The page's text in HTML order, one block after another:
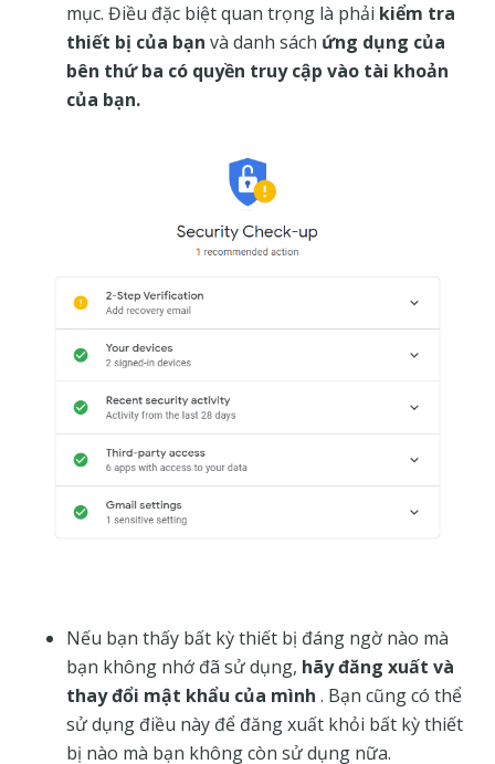
mục. Điều đặc biệt quan trọng là phải kiểm tra
thiết bị của bạn và danh sách ứng dụng của
bên thứ ba có quyền truy cập vào tài khoản
của bạn.
Nếu bạn thấy bất kỳ thiết bị đáng ngờ nào mà
bạn không nhớ đã sử dụng, hãy đăng xuất và
thay đổi mật khẩu của mình . Bạn cũng có thể
sử dụng điều này để đăng xuất khỏi bất kỳ thiết
bị nào mà bạn không còn sử dụng nữa.